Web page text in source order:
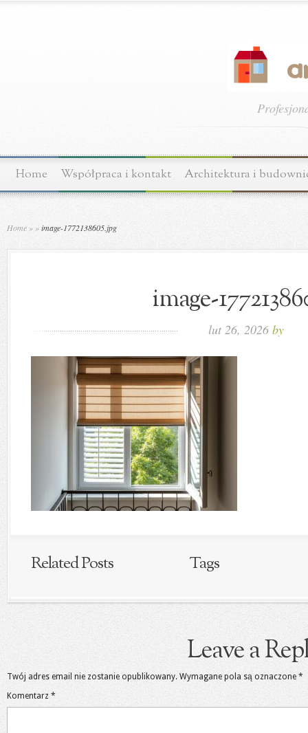
Home Współpraca i kontakt Architektura i
Home » »image-1772138605.jpg
image-
lut 26, 2026 by
Related Posts Tags
Leave a
Twój adres email nie zostanie opublikowany. Wymagane pola są oznaczone *
Komentarz *